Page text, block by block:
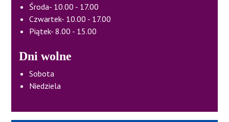
Środa- 10.00 - 17.00
Czwartek- 10.00 - 17.00
Piątek- 8.00 - 15.00
Dni wolne
Sobota
Niedziela